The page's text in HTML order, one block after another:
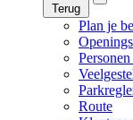
Terug
Plan je
Route